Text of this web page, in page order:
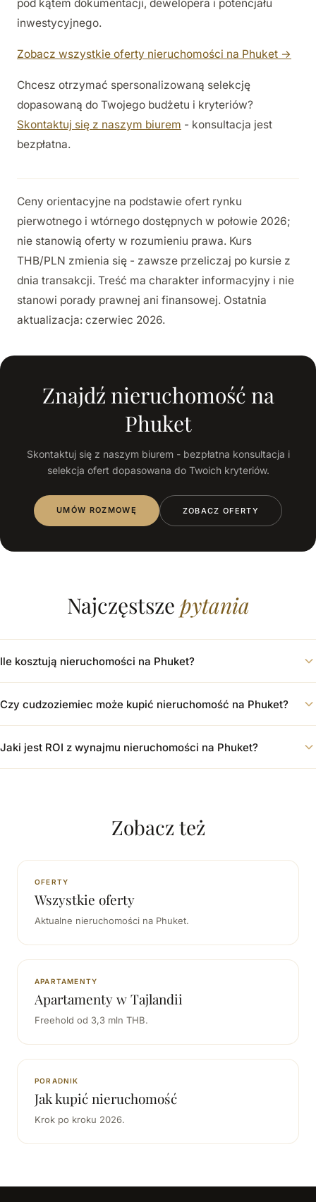
pod kątem dokumentacji, dewelopera i potencjału
inwestycyjnego.
Zobacz wszystkie oferty nieruchomości na Phuket →
Chcesz otrzymać spersonalizowaną selekcję
dopasowaną do Twojego budżetu i kryteriów?
Skontaktuj się z naszym biurem - konsultacja jest
bezpłatna.
Ceny orientacyjne na podstawie ofert rynku
pierwotnego i wtórnego dostępnych w połowie 2026;
nie stanowią oferty w rozumieniu prawa. Kurs
THB/PLN zmienia się - zawsze przeliczaj po kursie z
dnia transakcji. Treść ma charakter informacyjny i nie
stanowi porady prawnej ani finansowej. Ostatnia
aktualizacja: czerwiec 2026.
Znajdź nieruchomość na
Phuket
Skontaktuj się z naszym biurem - bezpłatna konsultacja i
selekcja ofert dopasowana do Twoich kryteriów.
UMÓW ROZMOWĘ ZOBACZ OFERTY
Najczęstsze pytania
Ile kosztują nieruchomości na Phuket?
Czy cudzoziemiec może kupić nieruchomość na Phuket?
Jaki jest ROI z wynajmu nieruchomości na Phuket?
Zobacz też
OFERTY
Wszystkie oferty
Aktualne nieruchomości na Phuket.
APARTAMENTY
Apartamenty w Tajlandii
Freehold od 3,3 mln THB.
PORADNIK
Jak kupić nieruchomość
Krok po kroku 2026.